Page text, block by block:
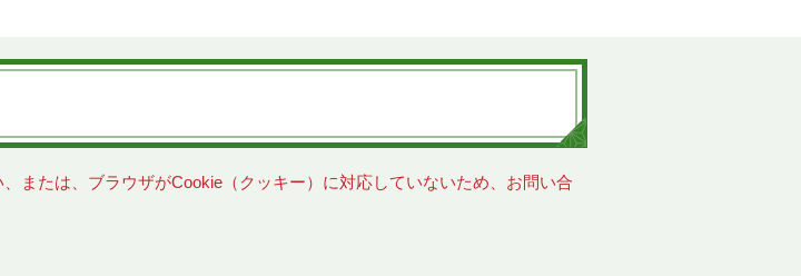
または、ブラウザがCookie（クッキー）に対応していないため、お問い合